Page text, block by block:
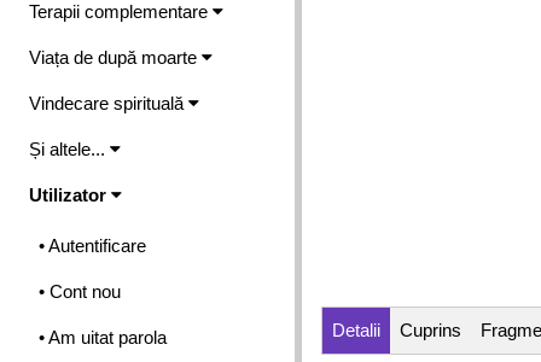
Terapii complementare
Viața de după moarte
Vindecare spirituală
Și altele...
Utilizator
• Autentificare
• Cont nou
• Am uitat parola
Detalii Cuprins